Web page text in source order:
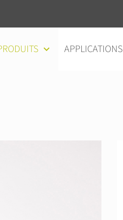
APPLICATIONS